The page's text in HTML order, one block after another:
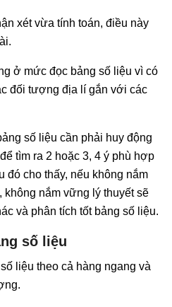
xét vừa tính toán, điều này
ở mức đọc bảng số liệu vì có
đối tượng địa lí gắn với các
số liệu cần phải huy động
tìm ra 2 hoặc 3, 4 ý phù hợp
đó cho thấy, nếu không nắm
nắm vững lý thuyết sẽ
và phân tích tốt bảng số liệu.
số liệu
liệu theo cả hàng ngang và